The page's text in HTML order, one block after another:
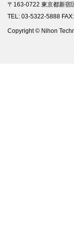
〒163-0722 東京都新宿
TEL: 03-5322-5888
Copyright © Nihon